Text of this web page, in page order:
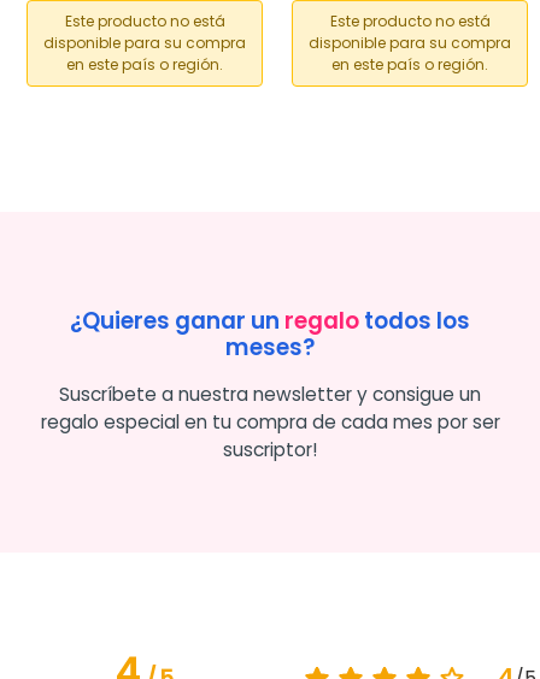
Este producto no está
disponible para su compra
en este país o región.
Este producto no está
disponible para su compra
en este país o región.
¿Quieres ganar un regalotodos los
meses?
Suscríbete a nuestra newsletter y consigue un
regalo especial en tu compra de cada mes por ser
suscriptor!